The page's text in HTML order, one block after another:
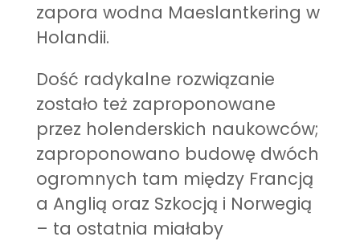
zapora wodna Maeslantkering w
Holandii.
Dość radykalne rozwiązanie
zostało też zaproponowane
przez holenderskich naukowców;
zaproponowano budowę dwóch
ogromnych tam między Francją
a Anglią oraz Szkocją i Norwegią
– ta ostatnia miałaby